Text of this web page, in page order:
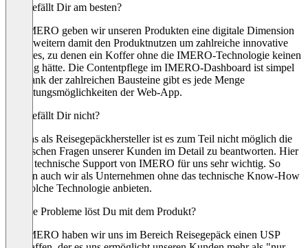
Was gefällt Dir am besten?
Mit IMERO geben wir unseren Produkten eine digitale Dimension
und erweitern damit den Produktnutzen um zahlreiche innovative
Features, zu denen ein Koffer ohne die IMERO-Technologie keinen
Zugang hätte. Die Contentpflege im IMERO-Dashboard ist simpel
und dank der zahlreichen Bausteine gibt es jede Menge
Gestaltungsmöglichkeiten der Web-App.
Was gefällt Dir nicht?
Für uns als Reisegepäckhersteller ist es zum Teil nicht möglich die
technischen Fragen unserer Kunden im Detail zu beantworten. Hier
ist der technische Support von IMERO für uns sehr wichtig. So
können auch wir als Unternehmen ohne das technische Know-How
eine solche Technologie anbieten.
Welche Probleme löst Du mit dem Produkt?
Mit IMERO haben wir uns im Bereich Reisegepäck einen USP